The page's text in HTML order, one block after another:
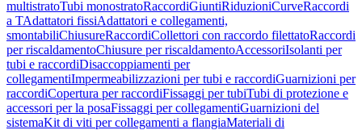
multistratoTubi monostratoRaccordiGiuntiRiduzioniCurveRaccordi
a TAdattatori fissiAdattatori e collegamenti,
smontabiliChiusureRaccordiCollettori con raccordo filettatoRaccordi
per riscaldamentoChiusure per riscaldamentoAccessoriIsolanti per
tubi e raccordiDisaccoppiamenti per
collegamentiImpermeabilizzazioni per tubi e raccordiGuarnizioni per
raccordiCopertura per raccordiFissaggi per tubiTubi di protezione e
accessori per la posaFissaggi per collegamentiGuarnizioni del
sistemaKit di viti per collegamenti a flangiaMateriali di